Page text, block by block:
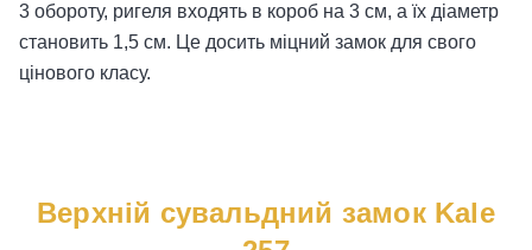
3 обороту, ригеля входять в короб на 3 см, а їх діаметр
становить 1,5 см. Це досить міцний замок для свого
цінового класу.
Верхній сувальдний замок Kale